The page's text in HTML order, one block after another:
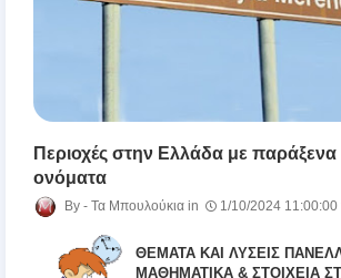
Περιοχές στην Ελλάδα με παράξενα
ονόματα
Τα Μπουλούκια 1/10/2024 11:00:00
ΘΕΜΑΤΑ ΚΑΙ ΛΥΣΕΙΣ
ΜΑΘΗΜΑΤΙΚΑ & ΣΤΟΙΧΕΙΑ